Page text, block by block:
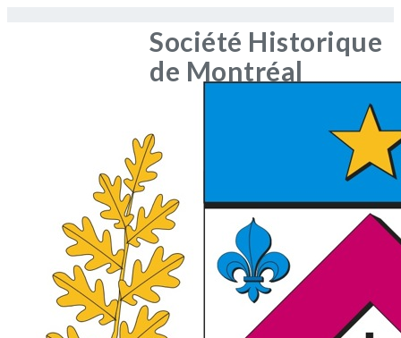
Société Historique
de Montréal